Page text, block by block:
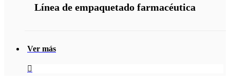
Línea de empaquetado farmacéutica
Ver más